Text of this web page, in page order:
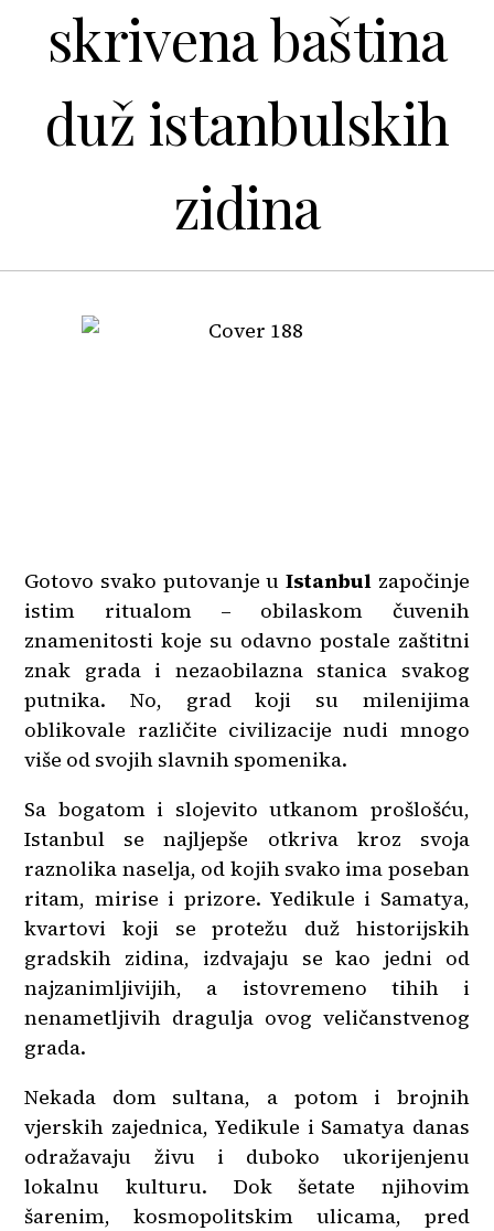
skrivena baština
duž istanbulskih
zidina
Gotovo svako putovanje u Istanbulzapočinje
istim ritualom – obilaskom čuvenih
znamenitosti koje su odavno postale zaštitni
znak grada i nezaobilazna stanica svakog
putnika. No, grad koji su milenijima
oblikovale različite civilizacije nudi mnogo
više od svojih slavnih spomenika.
Sa bogatom i slojevito utkanom prošlošću,
Istanbul se najljepše otkriva kroz svoja
raznolika naselja, od kojih svako ima poseban
ritam, mirise i prizore. Yedikule i Samatya,
kvartovi koji se protežu duž historijskih
gradskih zidina, izdvajaju se kao jedni od
najzanimljivijih, a istovremeno tihih i
nenametljivih dragulja ovog veličanstvenog
grada.
Nekada dom sultana, a potom i brojnih
vjerskih zajednica, Yedikule i Samatya danas
odražavaju živu i duboko ukorijenjenu
lokalnu kulturu. Dok šetate njihovim
šarenim, kosmopolitskim ulicama, pred